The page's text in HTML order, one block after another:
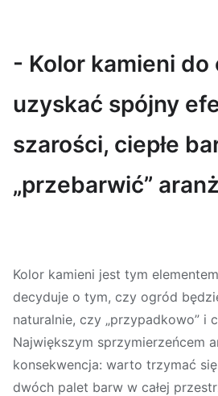
- Kolor kamieni do
uzyskać spójny
szarości, ciepłe
„przebarwić”
Kolor kamieni jest tym
decyduje o tym, czy ogród
naturalnie, czy „przypadkowo” i
Największym sprzymierzeńcem
konsekwencja: warto trzymać
dwóch palet barw w całej